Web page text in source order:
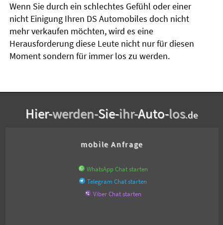
Wenn Sie durch ein schlechtes Gefühl oder einer
nicht Einigung Ihren DS Automobiles doch nicht
mehr verkaufen möchten, wird es eine
Herausforderung diese Leute nicht nur für diesen
Moment sondern für immer los zu werden.
Hier-werden-Sie-ihr-Auto-los.de
mobile Anfrage
WhatsApp Chat starten
Telegram Chat starten
Viber Chat starten